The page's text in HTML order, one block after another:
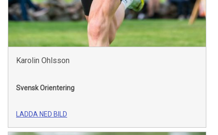
Karolin Ohlsson
Svensk Orientering
LADDA NED BILD